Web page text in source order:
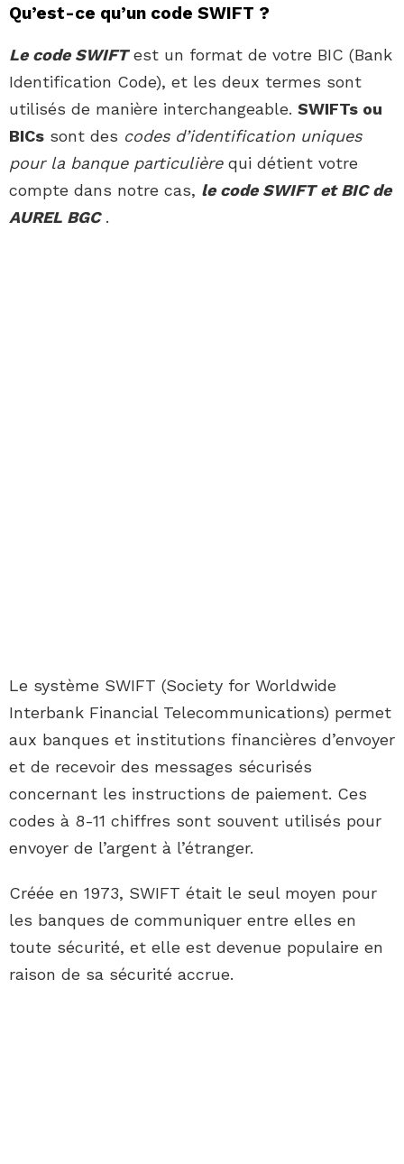
Qu’est-ce qu’un code SWIFT ?
Le code SWIFTest un format de votre BIC (Bank
Identification Code), et les deux termes sont
utilisés de manière interchangeable. SWIFTs ou
BICs sont des codes d’identification uniques
pour la banque particulière qui détient votre
compte dans notre cas, le code SWIFT et BIC de
AUREL BGC.
Le système SWIFT (Society for Worldwide
Interbank Financial Telecommunications) permet
aux banques et institutions financières d’envoyer
et de recevoir des messages sécurisés
concernant les instructions de paiement. Ces
codes à 8-11 chiffres sont souvent utilisés pour
envoyer de l’argent à l’étranger.
Créée en 1973, SWIFT était le seul moyen pour
les banques de communiquer entre elles en
toute sécurité, et elle est devenue populaire en
raison de sa sécurité accrue.